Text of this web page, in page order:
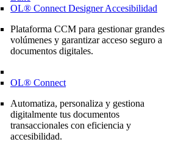
OL® Connect Designer Accesibilidad
Plataforma CCM para gestionar grandes
volúmenes y garantizar acceso seguro a
documentos digitales.
OL® Connect
Automatiza, personaliza y gestiona
digitalmente tus documentos
transaccionales con eficiencia y
accesibilidad.